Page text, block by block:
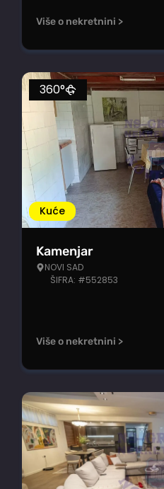
Više o nekretnini >
Kuće
360°
Kamenjar
NOVI SAD
ŠIFRA: #552853
Više o nekretnini >